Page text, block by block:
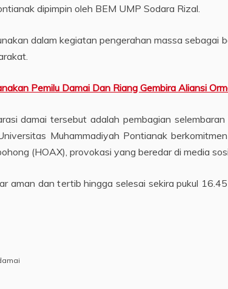
dipimpin oleh BEM UMP Sodara Rizal.
dalam kegiatan pengerahan massa sebagai
Pemilu Damai Dan Riang Gembira Aliansi
damai tersebut adalah pembagian
Muhammadiyah Pontianak
(HOAX), provokasi yang beredar di media
aman dan tertib hingga selesai sekira pukul